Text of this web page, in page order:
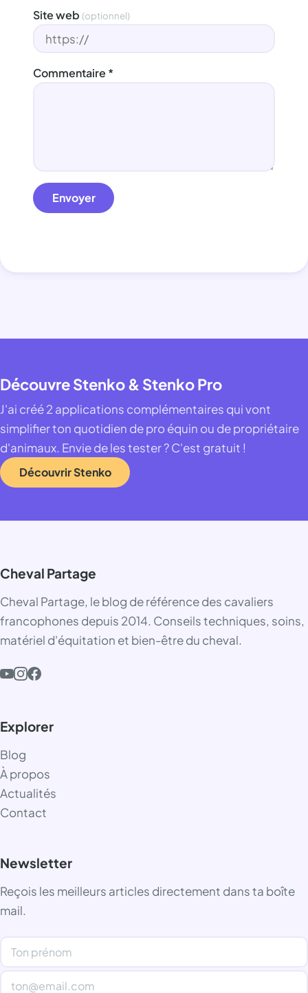
Site web (optionnel)
Commentaire *
Envoyer
Découvre Stenko & Stenko Pro
J'ai créé 2 applications complémentaires qui vont
simplifier ton quotidien de pro équin ou de propriétaire
d'animaux. Envie de les tester ? C'est gratuit !
Découvrir Stenko
Cheval Partage
Cheval Partage, le blog de référence des cavaliers
francophones depuis 2014. Conseils techniques, soins,
matériel d'équitation et bien-être du cheval.
Explorer
Blog
À propos
Actualités
Contact
Newsletter
Reçois les meilleurs articles directement dans ta boîte
mail.